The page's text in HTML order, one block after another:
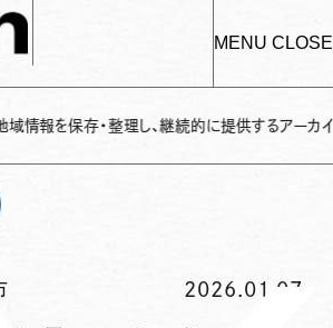
MENU CLOSE
整理し、継続的に提供するアーカイブサイトです
2026.01.07